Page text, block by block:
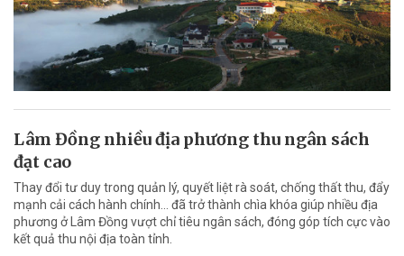
Lâm Đồng nhiều địa phương thu ngân sách
đạt cao
Thay đổi tư duy trong quản lý, quyết liệt rà soát, chống thất thu, đẩy
mạnh cải cách hành chính... đã trở thành chìa khóa giúp nhiều địa
phương ở Lâm Đồng vượt chỉ tiêu ngân sách, đóng góp tích cực vào
kết quả thu nội địa toàn tỉnh.